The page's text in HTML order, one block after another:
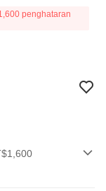
penghataran